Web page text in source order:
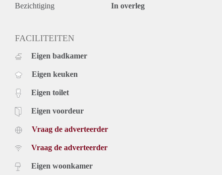
Deposit equal to 2 months rent
Bezichtiging In overleg
FACILITEITEN
Eigen badkamer
Eigen keuken
Eigen toilet
Eigen voordeur
Vraag de adverteerder
Vraag de adverteerder
Eigen woonkamer